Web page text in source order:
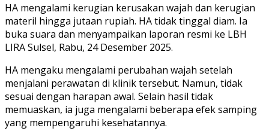
HA mengalami kerugian kerusakan wajah dan kerugian
materil hingga jutaan rupiah. HA tidak tinggal diam. Ia
buka suara dan menyampaikan laporan resmi ke LBH
LIRA Sulsel, Rabu, 24 Desember 2025.
HA mengaku mengalami perubahan wajah setelah
menjalani perawatan di klinik tersebut. Namun, tidak
sesuai dengan harapan awal. Selain hasil tidak
memuaskan, ia juga mengalami beberapa efek samping
yang mempengaruhi kesehatannya.